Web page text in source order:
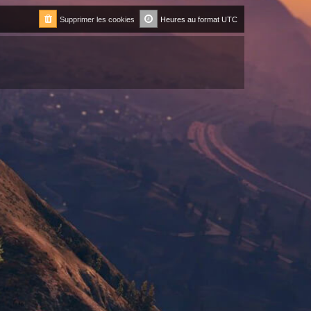
Heures au format UTC
Supprimer les cookies